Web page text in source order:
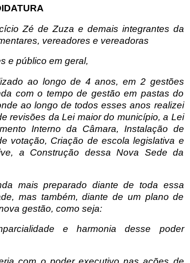
Zé de Zuza e demais integrantes da
vereadores e vereadoras
e público em geral,
ao longo de 4 anos, em 2 gestões
com o tempo de gestão em pastas do
ao longo de todos esses anos realizei
revisões da Lei maior do município, a Lei
Interno da Câmara, Instalação de
votação, Criação de escola legislativa e
a Construção dessa Nova Sede da
mais preparado diante de toda essa
mas também, diante de um plano de
gestão, como seja:
e harmonia desse poder